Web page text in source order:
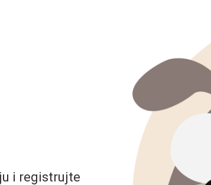
i registrujte